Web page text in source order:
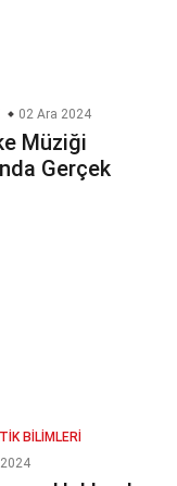
02 Ara 2024
Müziği
Gerçek
BILIMLERI